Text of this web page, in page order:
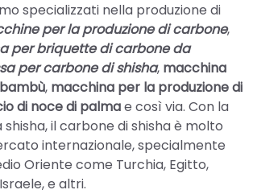
specializzati nella produzione di
per la produzione di carbone,
per briquette di carbone da
per carbone di shisha, macchina
, macchina per la produzione di
di noce di palmae così via. Con la
il carbone di shisha è molto
internazionale, specialmente
Oriente come Turchia, Egitto,
e altri.